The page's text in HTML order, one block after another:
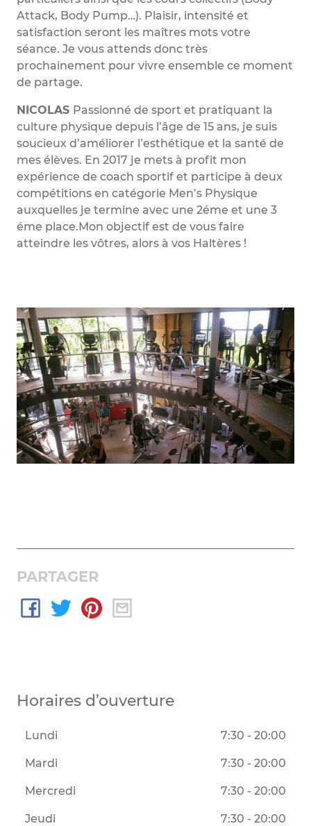
Attack, Body Pump…). Plaisir, intensité et
satisfaction seront les maîtres mots votre
séance. Je vous attends donc très
prochainement pour vivre ensemble ce moment
de partage.
NICOLAS Passionné de sport et pratiquant la
culture physique depuis l’âge de 15 ans, je suis
soucieux d’améliorer l’esthétique et la santé de
mes élèves. En 2017 je mets à profit mon
expérience de coach sportif et participe à deux
compétitions en catégorie Men’s Physique
auxquelles je termine avec une 2éme et une 3
éme place.Mon objectif est de vous faire
atteindre les vôtres, alors à vos Haltères !
PARTAGER
Horaires d’ouverture
Lundi 7:30 - 20:00
Mardi 7:30 - 20:00
Mercredi 7:30 - 20:00
Jeudi 7:30 - 20:00